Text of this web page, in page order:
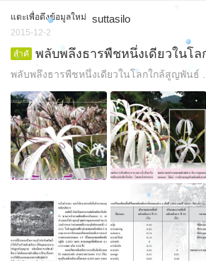
แตะเพื่อดึงข้อมูลใหม่ suttasilo
2015-12-2
สำคั
พลับพลึงธารพืชหนึ่งเดียวในโ
พลับพลึงธารพืชหนึ่งเดียวในโลกใกล้สูญพันธ์ ...